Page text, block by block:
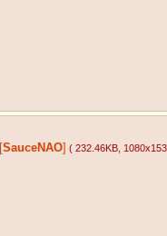
SauceNAO ( 232.46KB ,